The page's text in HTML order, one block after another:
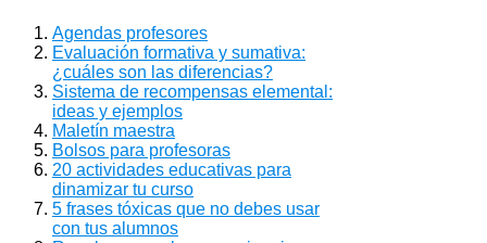
Agendas profesores
Evaluación formativa y sumativa:
¿cuáles son las diferencias?
Sistema de recompensas elemental:
ideas y ejemplos
Maletín maestra
Bolsos para profesoras
20 actividades educativas para
dinamizar tu curso
5 frases tóxicas que no debes usar
con tus alumnos